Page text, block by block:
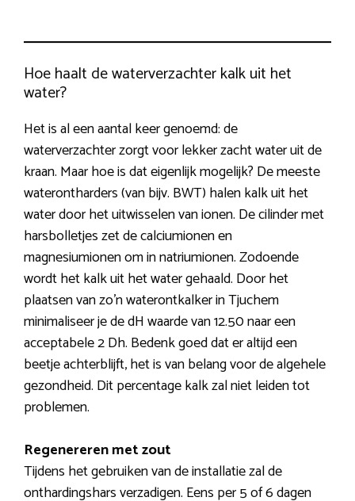
Hoe haalt de waterverzachter kalk uit het
water?
Het is al een aantal keer genoemd: de
waterverzachter zorgt voor lekker zacht water uit de
kraan. Maar hoe is dat eigenlijk mogelijk? De meeste
waterontharders (van bijv. BWT) halen kalk uit het
water door het uitwisselen van ionen. De cilinder met
harsbolletjes zet de calciumionen en
magnesiumionen om in natriumionen. Zodoende
wordt het kalk uit het water gehaald. Door het
plaatsen van zo’n waterontkalker in Tjuchem
minimaliseer je de dH waarde van 12.50 naar een
acceptabele 2 Dh. Bedenk goed dat er altijd een
beetje achterblijft, het is van belang voor de algehele
gezondheid. Dit percentage kalk zal niet leiden tot
problemen.
Regenereren met zout
Tijdens het gebruiken van de installatie zal de
onthardingshars verzadigen. Eens per 5 of 6 dagen